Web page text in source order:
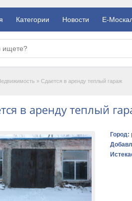
Категории Новости E-
» Сдается в аренду теплый гараж
в аренду теплый
Город: